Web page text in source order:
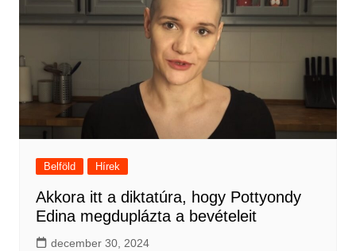
Belföld Hírek
Akkora itt a diktatúra, hogy Pottyondy
Edina megduplázta a bevételeit
december 30, 2024